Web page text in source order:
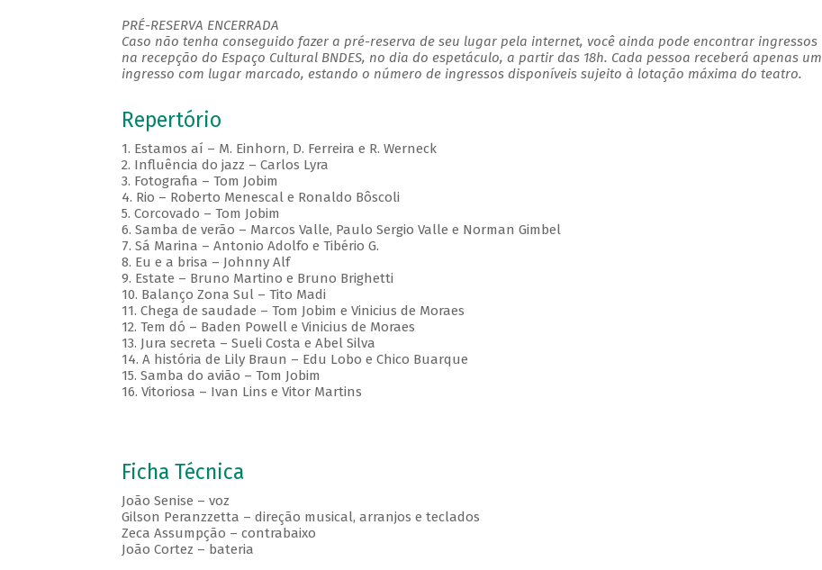
PRÉ-RESERVA ENCERRADA
Caso não tenha conseguido fazer a pré-reserva de seu lugar pela internet, você ainda pode encontrar ingressos
na recepção do Espaço Cultural BNDES, no dia do espetáculo, a partir das 18h. Cada pessoa receberá apenas um
ingresso com lugar marcado, estando o número de ingressos disponíveis sujeito à lotação máxima do teatro.
Repertório
1. Estamos aí – M. Einhorn, D. Ferreira e R. Werneck
2. Influência do jazz – Carlos Lyra
3. Fotografia – Tom Jobim
4. Rio – Roberto Menescal e Ronaldo Bôscoli
5. Corcovado – Tom Jobim
6. Samba de verão – Marcos Valle, Paulo Sergio Valle e Norman Gimbel
7. Sá Marina – Antonio Adolfo e Tibério G.
8. Eu e a brisa – Johnny Alf
9. Estate – Bruno Martino e Bruno Brighetti
10. Balanço Zona Sul – Tito Madi
11. Chega de saudade – Tom Jobim e Vinicius de Moraes
12. Tem dó – Baden Powell e Vinicius de Moraes
13. Jura secreta – Sueli Costa e Abel Silva
14. A história de Lily Braun – Edu Lobo e Chico Buarque
15. Samba do avião – Tom Jobim
16. Vitoriosa – Ivan Lins e Vitor Martins
Ficha Técnica
João Senise – voz
Gilson Peranzzetta – direção musical, arranjos e teclados
Zeca Assumpção – contrabaixo
João Cortez – bateria